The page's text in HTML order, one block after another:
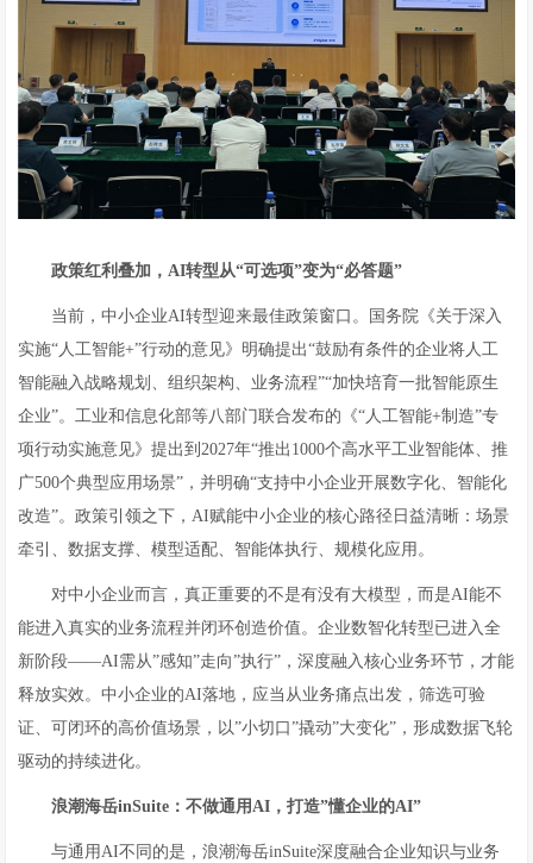
政策红利叠加，AI转型从“可选项”变为“必答题”
当前，中小企业AI转型迎来最佳政策窗口。国务院《关于深入
实施“人工智能+”行动的意见》明确提出“鼓励有条件的企业将人工
智能融入战略规划、组织架构、业务流程”“加快培育一批智能原生
企业”。工业和信息化部等八部门联合发布的《“人工智能+制造”专
项行动实施意见》提出到2027年“推出1000个高水平工业智能体、推
广500个典型应用场景”，并明确“支持中小企业开展数字化、智能化
改造”。政策引领之下，AI赋能中小企业的核心路径日益清晰：场景
牵引、数据支撑、模型适配、智能体执行、规模化应用。
对中小企业而言，真正重要的不是有没有大模型，而是AI能不
能进入真实的业务流程并闭环创造价值。企业数智化转型已进入全
新阶段——AI需从”感知”走向”执行”，深度融入核心业务环节，才能
释放实效。中小企业的AI落地，应当从业务痛点出发，筛选可验
证、可闭环的高价值场景，以”小切口”撬动”大变化”，形成数据飞轮
驱动的持续进化。
浪潮海岳inSuite：不做通用AI，打造”懂企业的AI”
与通用AI不同的是，浪潮海岳inSuite深度融合企业知识与业务